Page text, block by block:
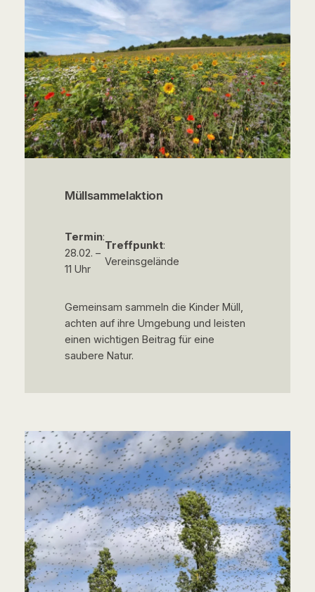
Müllsammelaktion
Termin:
28.02. –
11 Uhr
Treffpunkt:
Vereinsgelände
Gemeinsam sammeln die Kinder Müll,
achten auf ihre Umgebung und leisten
einen wichtigen Beitrag für eine
saubere Natur.